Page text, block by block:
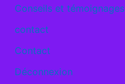
Conseils et témoignages
contact
Contact
Déconnexion